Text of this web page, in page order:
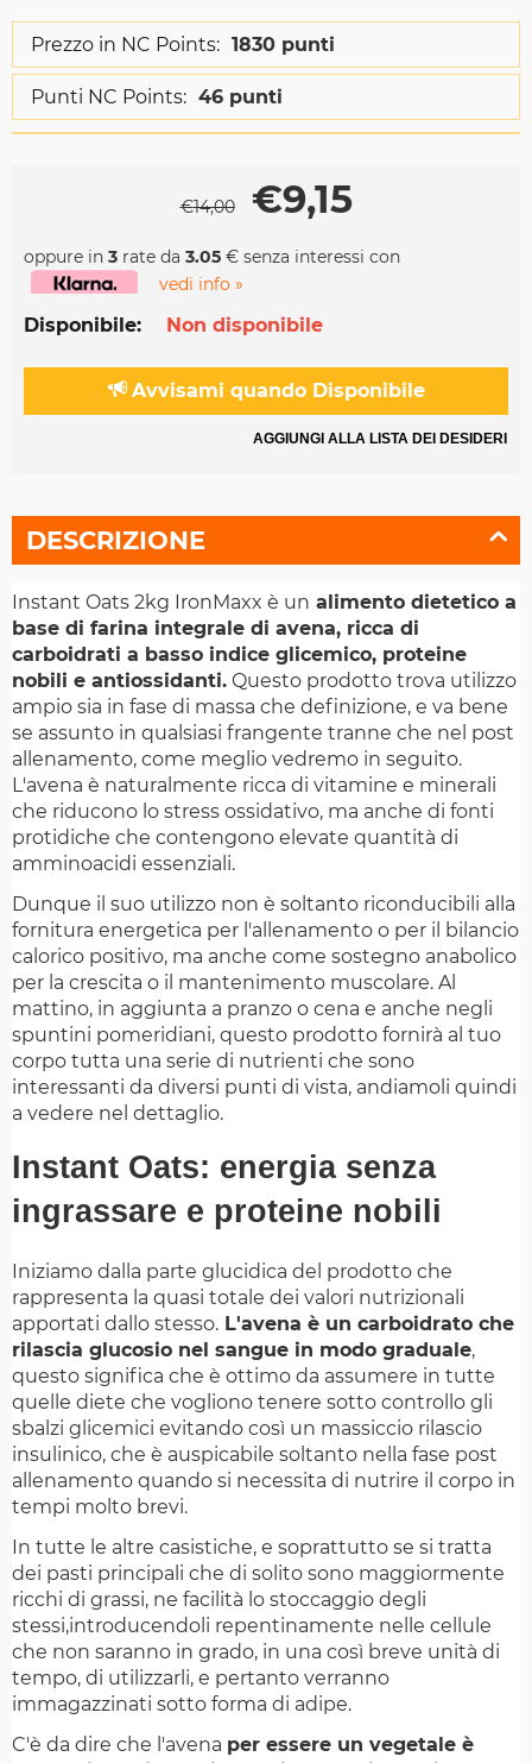
Prezzo in NC Points: 1830 punti
Punti NC Points: 46 punti
€14,00 €9,15
oppure in 3 rate da 3.05 € senza interessi con
vedi info »
Disponibile: Non disponibile
Avvisami quando Disponibile
AGGIUNGI ALLA LISTA DEI DESIDERI
DESCRIZIONE
Instant Oats 2kg IronMaxx è un alimento dietetico a
base di farina integrale di avena, ricca di
carboidrati a basso indice glicemico, proteine
nobili e antiossidanti. Questo prodotto trova utilizzo
ampio sia in fase di massa che definizione, e va bene
se assunto in qualsiasi frangente tranne che nel post
allenamento, come meglio vedremo in seguito.
L'avena è naturalmente ricca di vitamine e minerali
che riducono lo stress ossidativo, ma anche di fonti
protidiche che contengono elevate quantità di
amminoacidi essenziali.
Dunque il suo utilizzo non è soltanto riconducibili alla
fornitura energetica per l'allenamento o per il bilancio
calorico positivo, ma anche come sostegno anabolico
per la crescita o il mantenimento muscolare. Al
mattino, in aggiunta a pranzo o cena e anche negli
spuntini pomeridiani, questo prodotto fornirà al tuo
corpo tutta una serie di nutrienti che sono
interessanti da diversi punti di vista, andiamoli quindi
a vedere nel dettaglio.
Instant Oats: energia senza
ingrassare e proteine nobili
Iniziamo dalla parte glucidica del prodotto che
rappresenta la quasi totale dei valori nutrizionali
apportati dallo stesso. L'avena è un carboidrato che
rilascia glucosio nel sangue in modo graduale,
questo significa che è ottimo da assumere in tutte
quelle diete che vogliono tenere sotto controllo gli
sbalzi glicemici evitando così un massiccio rilascio
insulinico, che è auspicabile soltanto nella fase post
allenamento quando si necessita di nutrire il corpo in
tempi molto brevi.
In tutte le altre casistiche, e soprattutto se si tratta
dei pasti principali che di solito sono maggiormente
ricchi di grassi, ne facilità lo stoccaggio degli
stessi,introducendoli repentinamente nelle cellule
che non saranno in grado, in una così breve unità di
tempo, di utilizzarli, e pertanto verranno
immagazzinati sotto forma di adipe.
C'è da dire che l'avena per essere un vegetale è